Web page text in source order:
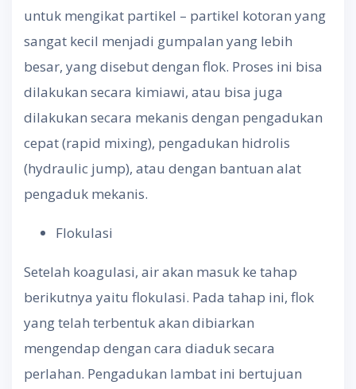
untuk mengikat partikel – partikel kotoran yang
sangat kecil menjadi gumpalan yang lebih
besar, yang disebut dengan flok. Proses ini bisa
dilakukan secara kimiawi, atau bisa juga
dilakukan secara mekanis dengan pengadukan
cepat (rapid mixing), pengadukan hidrolis
(hydraulic jump), atau dengan bantuan alat
pengaduk mekanis.
Flokulasi
Setelah koagulasi, air akan masuk ke tahap
berikutnya yaitu flokulasi. Pada tahap ini, flok
yang telah terbentuk akan dibiarkan
mengendap dengan cara diaduk secara
perlahan. Pengadukan lambat ini bertujuan